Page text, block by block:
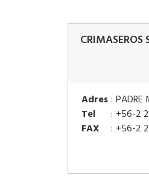
CRIMASEROS
Adres: PADRE
Tel
: +56-2
FAX
: +56-2